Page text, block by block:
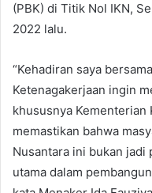
(PBK) di Titik Nol IKN,
2022 lalu.
“Kehadiran saya
Ketenagakerjaan ingin
khususnya Kementerian
memastikan bahwa
Nusantara ini bukan
utama dalam